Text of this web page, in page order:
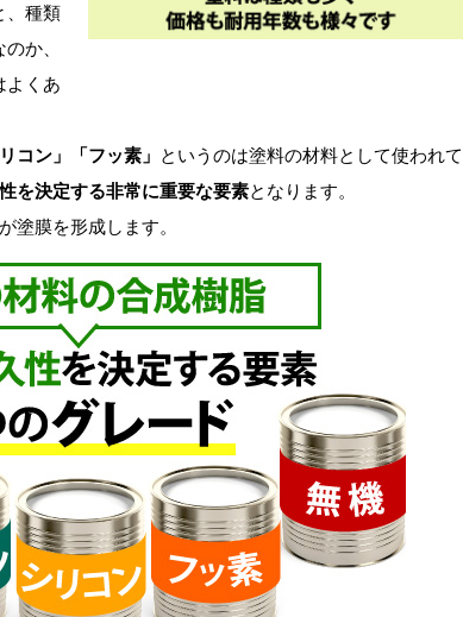
、種類
か、
よくあ
コン」「フッ素」 というのは塗料の材料として使われて
を決定する非常に重要な要素となります。
塗膜を形成します。